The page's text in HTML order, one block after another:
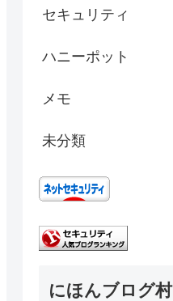
セキュリティ
ハニーポット
メモ
未分類
にほんブログ村